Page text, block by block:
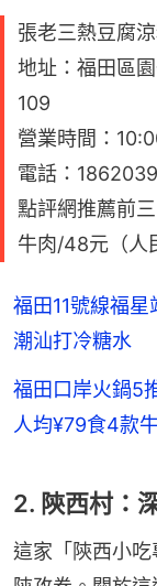
張老三熱豆腐
地址：福田區
109
營業時間：
電話：
點評網推薦前
牛肉/48元（人
福田11號線福
潮汕打冷糖水
福田口岸火鍋5
人均¥79食4款牛
2. 陝西村：
這家「陝西小